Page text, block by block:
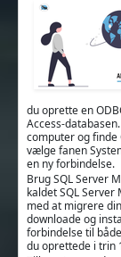
du oprette en
Access-
computer og finde
vælge fanen
en ny forbindelse.
Brug SQL Server
kaldet SQL
med at migrere
downloade og
forbindelse til
du oprettede i trin